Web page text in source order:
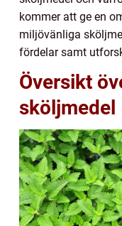
kommer att ge en
miljövänliga
fördelar samt
Översikt
sköljmedel